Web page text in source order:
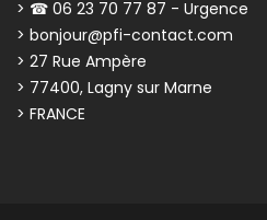
> ☎ 06 23 70 77 87 - Urgence
> bonjour@pfi-contact.com
> 27 Rue Ampère
> 77400, Lagny sur Marne
> FRANCE